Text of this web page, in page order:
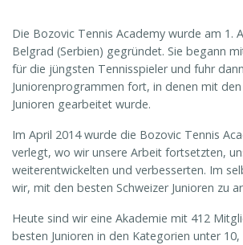
Die Bozovic Tennis Academy wurde am 1.
Belgrad (Serbien) gegründet. Sie begann
für die jüngsten Tennisspieler und fuhr
Juniorenprogrammen fort, in denen mit
Junioren gearbeitet wurde.
Im April 2014 wurde die Bozovic Tennis
verlegt, wo wir unsere Arbeit fortsetzten,
weiterentwickelten und verbesserten. Im
wir, mit den besten Schweizer Junioren zu
Heute sind wir eine Akademie mit 412
besten Junioren in den Kategorien unter